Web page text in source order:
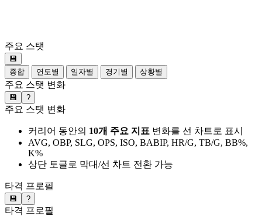
주요 스탯
💾
종합
연도별 일자별 경기별 상황별
주요 스탯 변화
💾 ?
주요 스탯 변화
커리어 동안의 10개 주요 지표 변화를 선 차트로 표시
AVG, OBP, SLG, OPS, ISO, BABIP, HR/G, TB/G, BB%,
K%
상단 토글로 막대/선 차트 전환 가능
타격 프로필
💾 ?
타격 프로필